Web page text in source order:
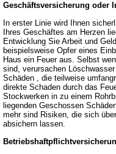
Geschäftsversicherung oder
In erster Linie wird Ihnen
Ihres Geschäftes am Herzen
Entwicklung Sie Arbeit und
beispielsweise Opfer eines
Haus ein Feuer aus. Selbst
sind, verursachen
Schäden , die teilweise
direkte Schaden durch das
Stockwerken in zu einem
liegenden Geschossen
mehr sind Risiken, die sich
absichern lassen.